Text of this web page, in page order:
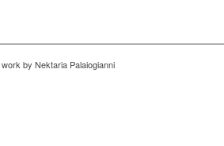
by Nektaria Palaiogianni